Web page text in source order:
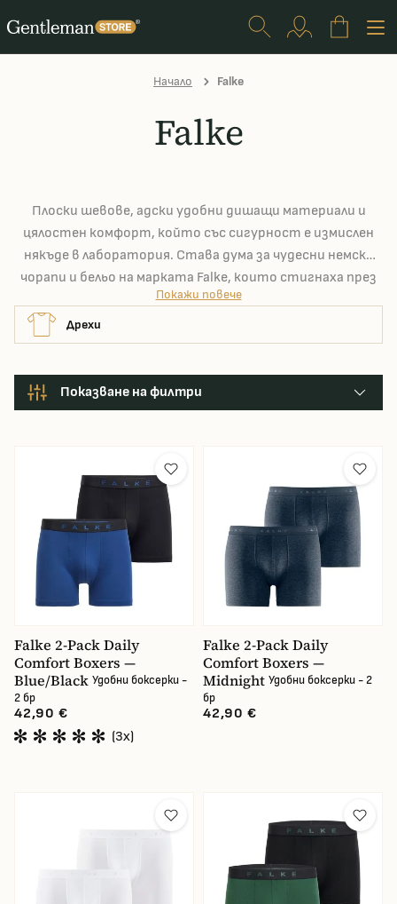
Начало Falke
Falke
Плоски шевове, адски удобни дишащи материали и
цялостен комфорт, който със сигурност е измислен
някъде в лаборатория. Става дума за чудесни немски
чорапи и бельо на марката Falke, които стигнаха през
границата до нас. Можете да намерите чорапи до
коляното и (не само) базови бели тениски, които са
гладки като небето.
Покажи повече
Дрехи
Показване на филтри
Размер
cena
Falke 2-Pack Daily
Comfort Boxers —
Blue/Black Удобни боксерки -
2 бр
42,90 €
(3x)
Falke 2-Pack Daily
Comfort Boxers —
Midnight Удобни боксерки - 2
бр
42,90 €